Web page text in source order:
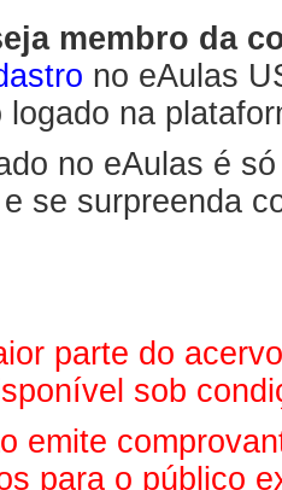
membro da
no eAulas
logado na
no eAulas é
e se surpreenda
parte do
sob
emite
para o público